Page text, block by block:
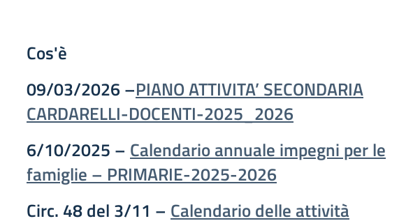
Cos'è
09/03/2026 –PIANO ATTIVITA’ SECONDARIA
CARDARELLI-DOCENTI-2025_2026
6/10/2025 – Calendario annuale impegni per le
famiglie – PRIMARIE-2025-2026
Circ. 48 del 3/11 – Calendario delle attività